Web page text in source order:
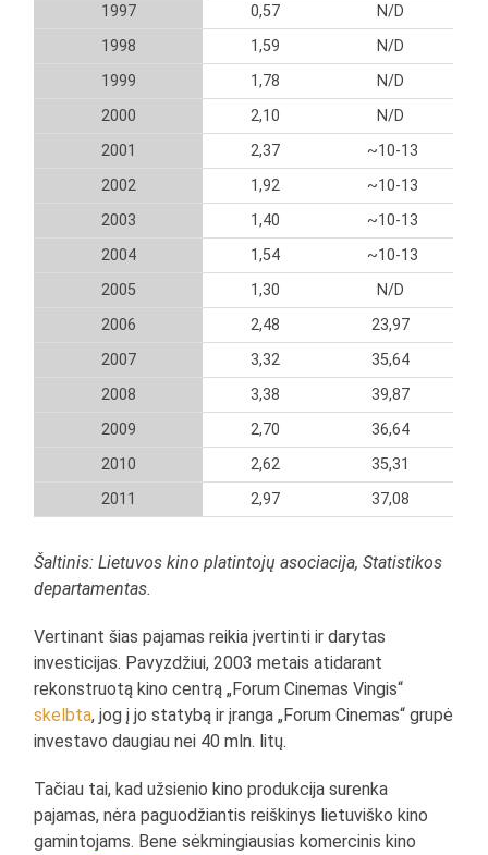
1997
0,57
N/D
1998
1,59
N/D
1999
1,78
N/D
2000
2,10
N/D
2001
2,37
~10-13
2002
1,92
~10-13
2003
1,40
~10-13
2004
1,54
~10-13
2005
1,30
N/D
2006
2,48
23,97
2007
3,32
35,64
2008
3,38
39,87
2009
2,70
36,64
2010
2,62
35,31
2011
2,97 37,08
Šaltinis: Lietuvos kino platintojų asociacija, Statistikos
departamentas.
Vertinant šias pajamas reikia įvertinti ir darytas
investicijas. Pavyzdžiui, 2003 metais atidarant
rekonstruotą kino centrą „Forum Cinemas Vingis“
skelbta, jog į jo statybą ir įranga „Forum Cinemas“ grupė
investavo daugiau nei 40 mln. litų.
Tačiau tai, kad užsienio kino produkcija surenka
pajamas, nėra paguodžiantis reiškinys lietuviško kino
gamintojams. Bene sėkmingiausias komercinis kino